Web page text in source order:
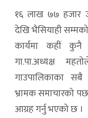
१६ लाख ७७ हजार
देखि भैसियाही
कार्यमा कहीं कुनै
गा.पा.अध्यक्ष
गाउपालिकाका सबै
भ्रामक समाचारको
आग्रह गर्नु भएको छ ।